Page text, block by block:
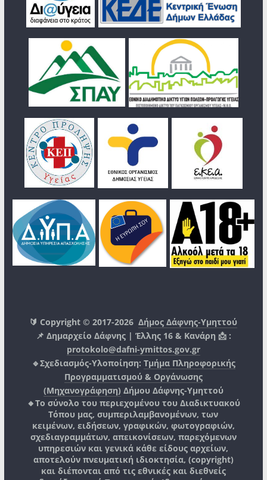
🔰 Copyright © 2017-2026Δήμος Δάφνης-Υμηττού
📌 Δημαρχείο Δάφνης | Έλλης 16 & Κανάρη 📩 :
protokolo@dafni-ymittos.gov.gr
🔹Σχεδιασμός-Υλοποίηση: Τμήμα Πληροφορικής
Προγραμματισμού & Οργάνωσης
(Μηχανογράφηση) Δήμου Δάφνης-Υμηττού
🔸Το σύνολο του περιεχομένου του Διαδικτυακού
Τόπου μας, συμπεριλαμβανομένων, των
κειμένων, ειδήσεων, γραφικών, φωτογραφιών,
σχεδιαγραμμάτων, απεικονίσεων, παρεχόμενων
υπηρεσιών και γενικά κάθε είδους αρχείων,
αποτελούν πνευματική ιδιοκτησία, (copyright)
και διέπονται από τις εθνικές και διεθνείς